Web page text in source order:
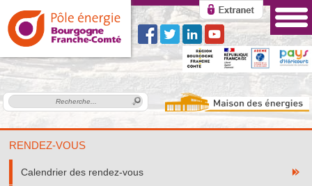
RENDEZ-VOUS
Calendrier des rendez-vous